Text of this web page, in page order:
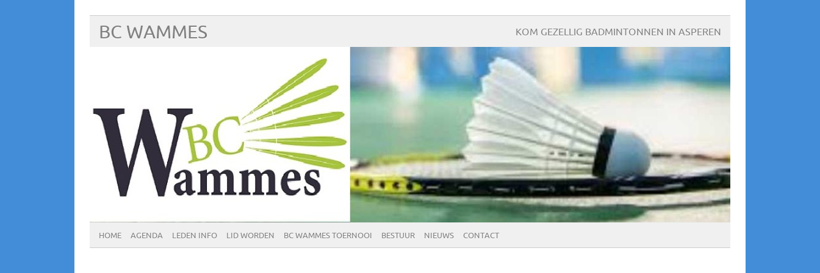
BC WAMMES KOM GEZELLIG BADMINTONNEN IN ASPEREN
HOME AGENDA LEDEN INFO LID WORDEN BC WAMMES TOERNOOI BESTUUR NIEUWS CONTACT